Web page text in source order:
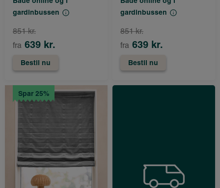
gardinbussen
fra 639 kr.
851 kr.
Bestil nu
gardinbussen
fra 639 kr.
851 kr.
Bestil nu
Spar 25%